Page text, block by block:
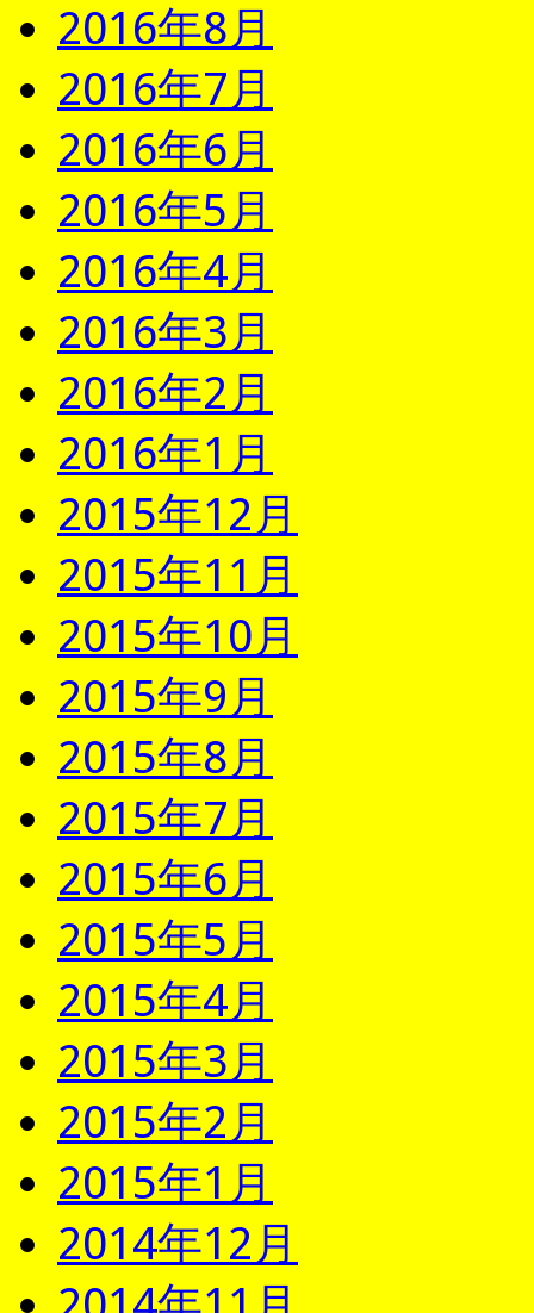
2016年8月
2016年7月
2016年6月
2016年5月
2016年4月
2016年3月
2016年2月
2016年1月
2015年12月
2015年11月
2015年10月
2015年9月
2015年8月
2015年7月
2015年6月
2015年5月
2015年4月
2015年3月
2015年2月
2015年1月
2014年12月